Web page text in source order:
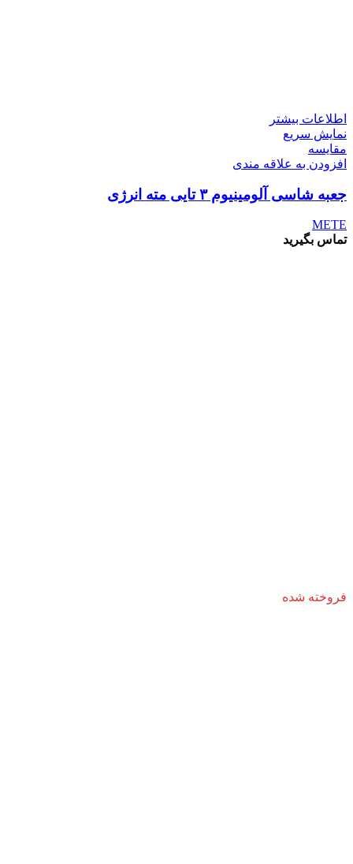
اطلاعات بیشتر
نمایش سریع
مقايسه
افزودن به علاقه مندی
جعبه شاسی آلومینیوم ۳ تایی مته انرژی
METE
تماس بگیرید
فروخته شده